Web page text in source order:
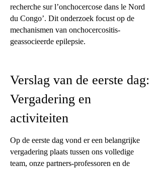
recherche sur l’onchocercose dans le Nord
du Congo’. Dit onderzoek focust op de
mechanismen van onchocercositis-
geassocieerde epilepsie.
Verslag van de eerste dag:
Vergadering en
activiteiten
Op de eerste dag vond er een belangrijke
vergadering plaats tussen ons volledige
team, onze partners-professoren en de